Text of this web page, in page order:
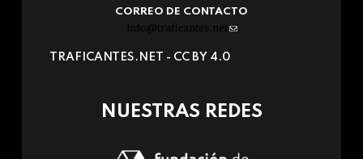
CORREO DE CONTACTO
info@traficantes.net (link
e-
TRAFICANTES.NET - CC BY 4.0
NUESTRAS REDES